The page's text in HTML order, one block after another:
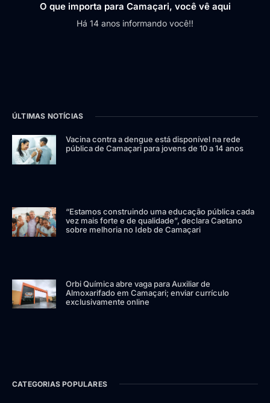
O que importa para Camaçari, você vê aqui
Há 14 anos informando você!!
ÚLTIMAS NOTÍCIAS
Vacina contra a dengue está disponível na rede
pública de Camaçari para jovens de 10 a 14 anos
“Estamos construindo uma educação pública cada
vez mais forte e de qualidade”, declara Caetano
sobre melhoria no Ideb de Camaçari
Orbi Química abre vaga para Auxiliar de
Almoxarifado em Camaçari; enviar currículo
exclusivamente online
CATEGORIAS POPULARES